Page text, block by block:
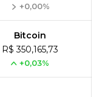
+0,00%
Bitcoin
R$ 350,165,73
+0,03%